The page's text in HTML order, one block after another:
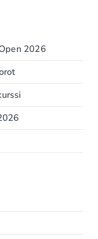
2026